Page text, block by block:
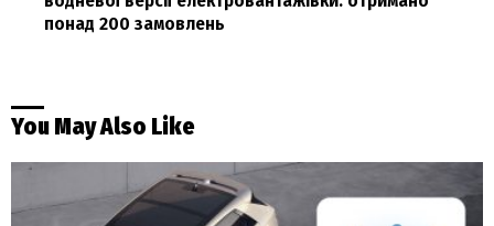
понад 200 замовлень
You May Also Like